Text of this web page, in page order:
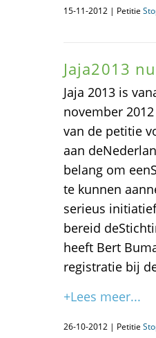
15-11-2012 | Petitie
Jaja2013
Jaja 2013 is
november
van de petitie
aan
belang om
te kunnen
serieus
bereid
heeft Bert
registratie bij
+Lees meer...
26-10-2012 | Petitie